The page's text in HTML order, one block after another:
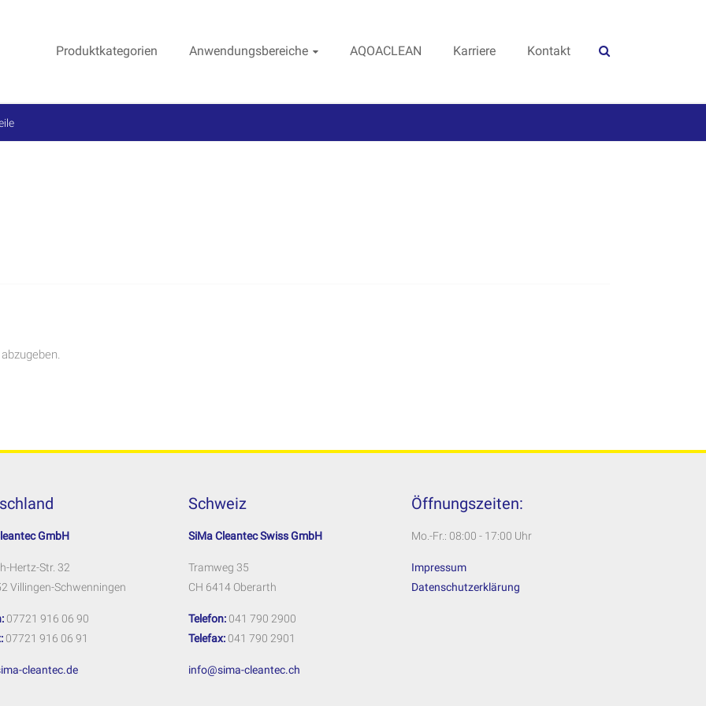
Produktkategorien Anwendungsbereiche AQOACLEAN Karriere Kontakt
GmbH
Hertz-Str. 32
Villingen-Schwenningen
07721 916 06 90
07721 916 06 91
cleantec.de
Schweiz
SiMa Cleantec Swiss GmbH
Tramweg 35
CH 6414 Oberarth
Telefon: 041 790 2900
Telefax: 041 790 2901
info@sima-cleantec.ch
Öffnungszeiten:
Mo.-Fr.: 08:00 - 17:00 Uhr
Impressum
Datenschutzerklärung